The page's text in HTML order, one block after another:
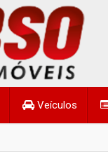
Veículos